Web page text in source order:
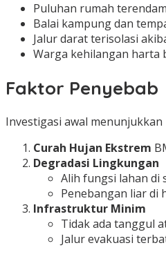
Puluhan rumah
Balai kampung dan
Jalur darat terisolasi
Warga kehilangan harta
Faktor Penyebab
Investigasi awal
Curah Hujan Ekstrem
Degradasi Lingkungan
Alih fungsi lahan di
Penebangan liar di
Infrastruktur Minim
Tidak ada tanggul
Jalur evakuasi